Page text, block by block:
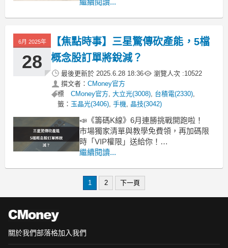
蘋果也將於2026年推出折疊式 iPhone，
新消息，一起來看看相關概念股表現！
「下載起漲K線，接收最新
繼續閱讀...
6月 2025年
28
【焦點時事】三星驚傳砍產能，5檔
概念股訂單將銳減？
最後更新於 2025.6.28 18:36 瀏覽人次 :10522
撰文者： CMoney官方
標
籤：
CMoney官方,大立光(3008), 台積電(2330),
玉晶光(3406),手機, 晶技(3042)
📣《籌碼K線》6月連勝挑戰開跑啦！
市場獨家清單與教學免費領，再加碼限
時「VIP權限」送給你！
機會錯過不再！現在就開啟《籌碼K
三星超薄手機驚傳砍產能
Galaxy S25 Edge 銷售不佳：上市後叫
繼續閱讀...
1 2 下一頁
關於我們部落格加入我們